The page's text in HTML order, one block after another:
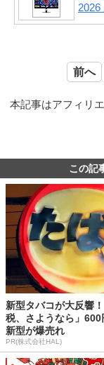
2026
前へ
本記事はアフィリ
この記
新型タバコが大反響
税、さようなら」
新型が爆売れ
PR(株式会社HAL)